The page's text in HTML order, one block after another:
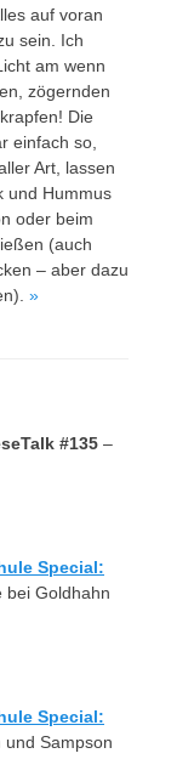
auf voran
sein. Ich
am wenn
zögernden
Die
einfach so,
Art, lassen
und Hummus
oder beim
(auch
– aber dazu
»
#135 –
Special:
bei Goldhahn
Special:
und Sampson